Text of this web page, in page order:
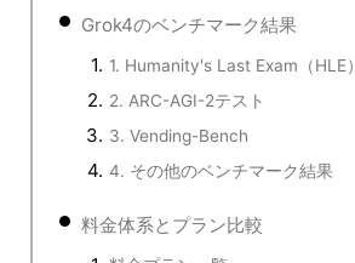
Grok4のベンチマーク結果
1. Humanity's Last Exam（HLE）
2. ARC-AGI-2テスト
3. Vending-Bench
4. その他のベンチマーク結果
料金体系とプラン比較